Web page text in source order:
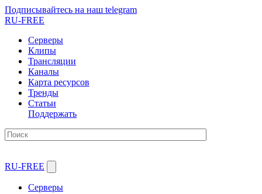
Подписывайтесь на наш telegram
RU-FREE
Серверы
Клипы
Трансляции
Каналы
Карта ресурсов
Тренды
Статьи
Поддержать
RU-FREE
Серверы